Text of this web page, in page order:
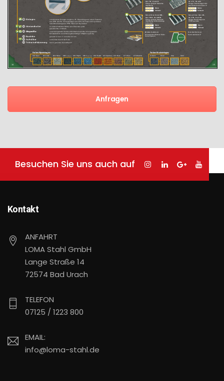
Anfragen
Besuchen Sie uns auch auf
Kontakt
ANFAHRT
LOMA Stahl GmbH
Lange Straße 14
72574 Bad Urach
TELEFON
07125 / 1223 800
EMAIL:
info@loma-stahl.de